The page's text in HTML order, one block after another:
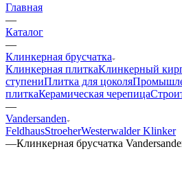
Главная
—
Каталог
—
Клинкерная брусчатка
Клинкерная плиткаКлинкерный
ступениПлитка для цоколя
плиткаКерамическая черепица
—
Vandersanden
FeldhausStroeherWesterwalder Klinker
—Клинкерная брусчатка